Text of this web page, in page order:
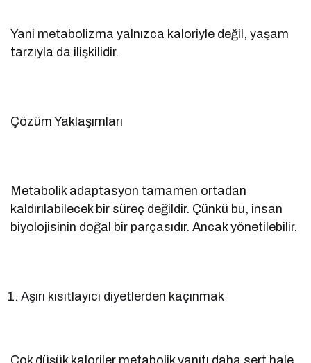
Yani metabolizma yalnızca kaloriyle değil, yaşam
tarzıyla da ilişkilidir.
Çözüm Yaklaşımları
Metabolik adaptasyon tamamen ortadan
kaldırılabilecek bir süreç değildir. Çünkü bu, insan
biyolojisinin doğal bir parçasıdır. Ancak yönetilebilir.
Aşırı kısıtlayıcı diyetlerden kaçınmak
Çok düşük kaloriler metabolik yanıtı daha sert hale